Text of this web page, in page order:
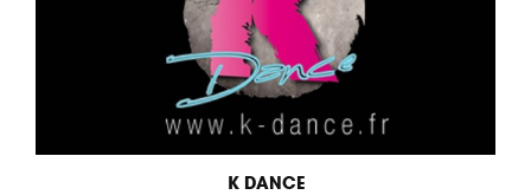
K DANCE